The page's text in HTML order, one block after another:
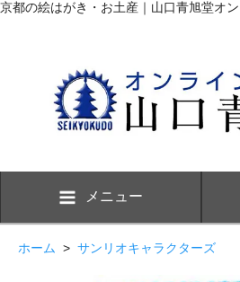
京都の絵はがき・お土産｜山口青旭堂オ
メニュー
ホーム > サンリオキャラクターズ